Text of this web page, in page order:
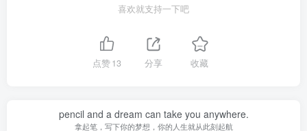
喜欢就支持一下吧
点赞13 分享 收藏
pencil and a dream can take you anywhere.
拿起笔，写下你的梦想，你的人生就从此刻起航